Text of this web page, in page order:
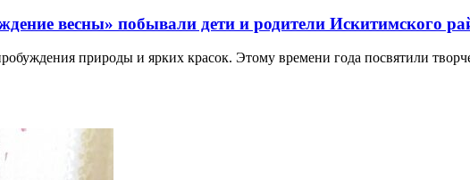
весны» побывали дети и родители Искитимского
природы и ярких красок. Этому времени года посвятили